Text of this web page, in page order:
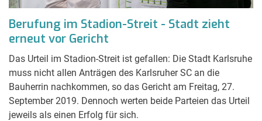
Berufung im Stadion-Streit - Stadt zieht
erneut vor Gericht
Das Urteil im Stadion-Streit ist gefallen: Die Stadt Karlsruhe
muss nicht allen Anträgen des Karlsruher SC an die
Bauherrin nachkommen, so das Gericht am Freitag, 27.
September 2019. Dennoch werten beide Parteien das Urteil
jeweils als einen Erfolg für sich.